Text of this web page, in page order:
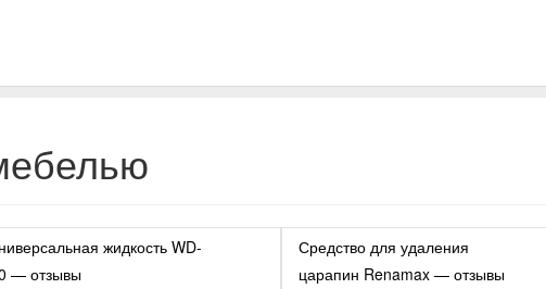
жидкость WD-
— отзывы
Средство для удаления
царапин Renamax — отзывы